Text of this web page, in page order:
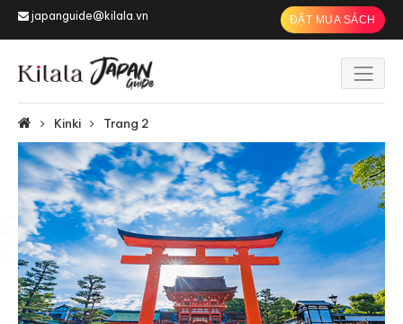
japanguide@kilala.vn ĐẶT MUA SÁCH
Kinki Trang 2